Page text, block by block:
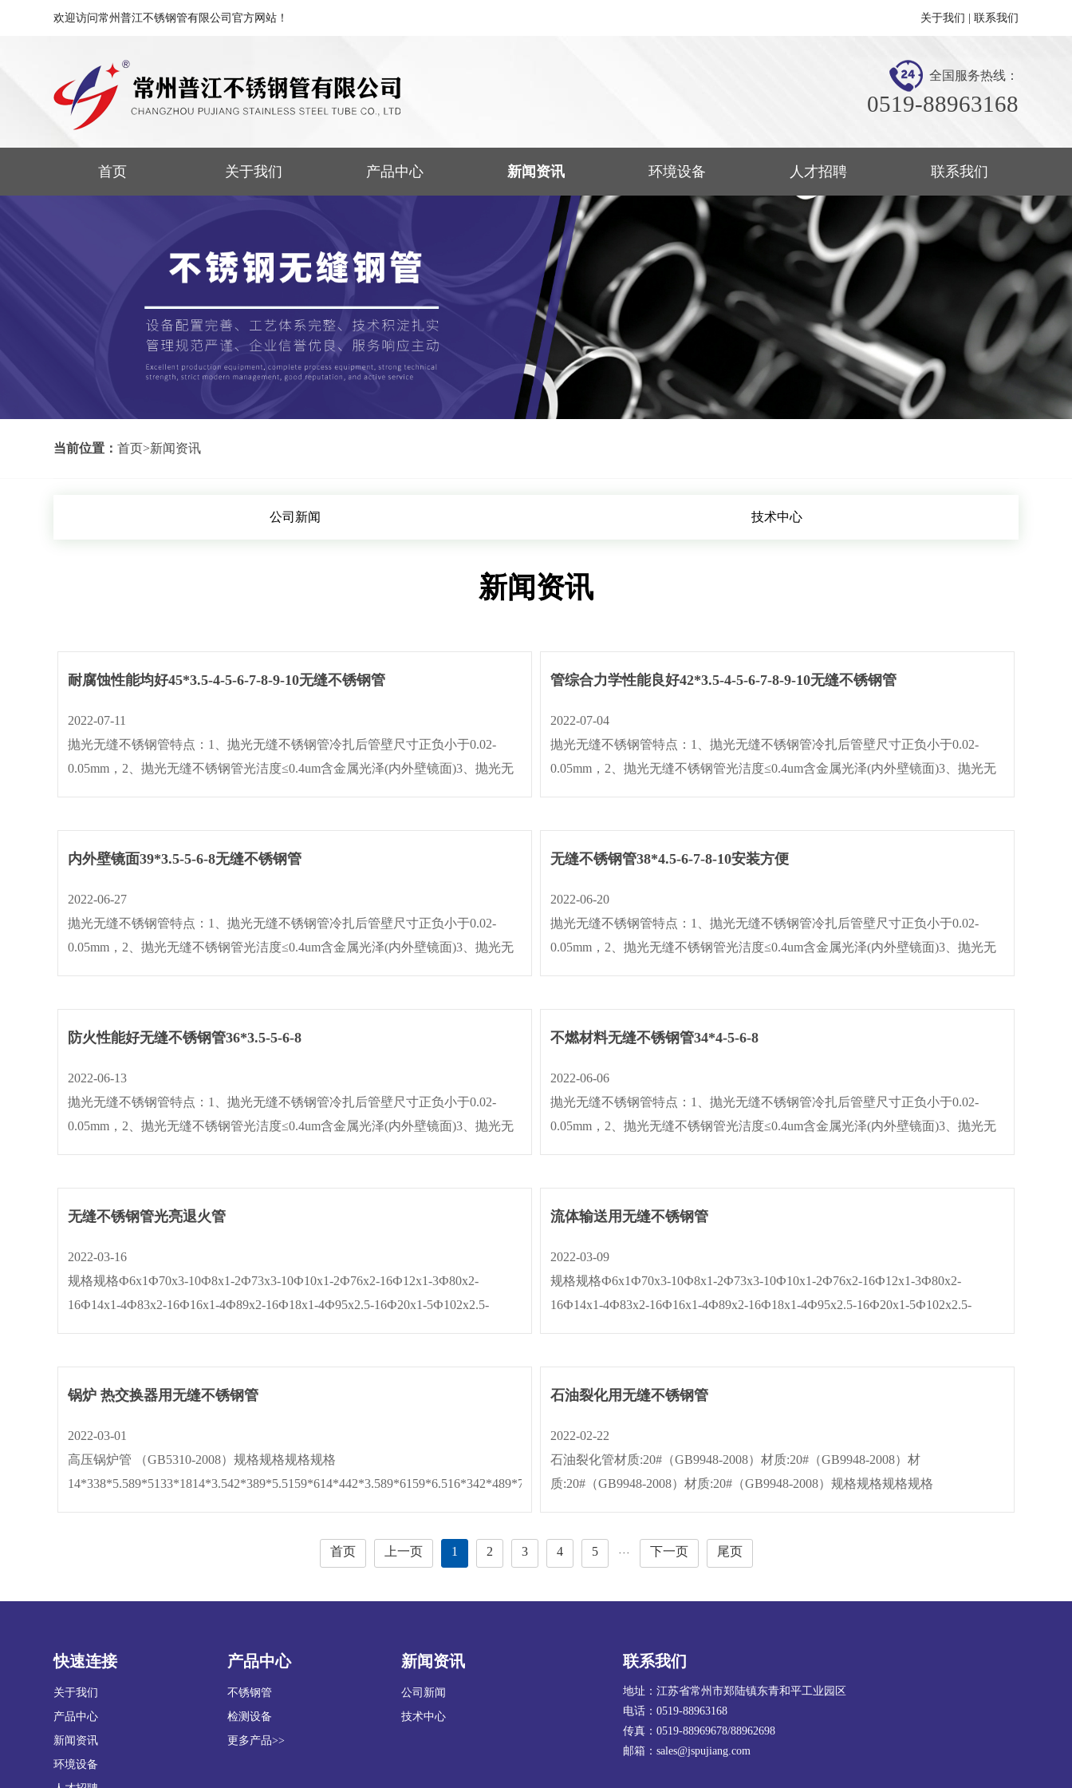
欢迎访问常州普江不锈钢管有限公司官方网站！ 关于我们 联系我们
全国服务热线：
0519-88963168
首页 关于我们 产品中心 新闻资讯 环境设备 人才招聘 联系我们
当前位置：首页>新闻资讯
公司新闻 技术中心
新闻资讯
耐腐蚀性能均好45*3.5-4-5-6-7-8-9-10无缝不锈钢管
2022-07-11
抛光无缝不锈钢管特点：1、抛光无缝不锈钢管冷扎后管壁尺寸正负小于0.02-
0.05mm，2、抛光无缝不锈钢管光洁度≤0.4um含金属光泽(内外壁镜面)3、抛光无
管综合力学性能良好42*3.5-4-5-6-7-8-9-10无缝不锈钢管
2022-07-04
抛光无缝不锈钢管特点：1、抛光无缝不锈钢管冷扎后管壁尺寸正负小于0.02-
0.05mm，2、抛光无缝不锈钢管光洁度≤0.4um含金属光泽(内外壁镜面)3、抛光无
内外壁镜面39*3.5-5-6-8无缝不锈钢管
2022-06-27
抛光无缝不锈钢管特点：1、抛光无缝不锈钢管冷扎后管壁尺寸正负小于0.02-
0.05mm，2、抛光无缝不锈钢管光洁度≤0.4um含金属光泽(内外壁镜面)3、抛光无
无缝不锈钢管38*4.5-6-7-8-10安装方便
2022-06-20
抛光无缝不锈钢管特点：1、抛光无缝不锈钢管冷扎后管壁尺寸正负小于0.02-
0.05mm，2、抛光无缝不锈钢管光洁度≤0.4um含金属光泽(内外壁镜面)3、抛光无
防火性能好无缝不锈钢管36*3.5-5-6-8
2022-06-13
抛光无缝不锈钢管特点：1、抛光无缝不锈钢管冷扎后管壁尺寸正负小于0.02-
0.05mm，2、抛光无缝不锈钢管光洁度≤0.4um含金属光泽(内外壁镜面)3、抛光无
不燃材料无缝不锈钢管34*4-5-6-8
2022-06-06
抛光无缝不锈钢管特点：1、抛光无缝不锈钢管冷扎后管壁尺寸正负小于0.02-
0.05mm，2、抛光无缝不锈钢管光洁度≤0.4um含金属光泽(内外壁镜面)3、抛光无
无缝不锈钢管光亮退火管
2022-03-16
规格规格Ф6x1Ф70x3-10Ф8x1-2Ф73x3-10Ф10x1-2Ф76x2-16Ф12x1-3Ф80x2-
16Ф14x1-4Ф83x2-16Ф16x1-4Ф89x2-16Ф18x1-4Ф95x2.5-16Ф20x1-5Ф102x2.5-
流体输送用无缝不锈钢管
2022-03-09
规格规格Ф6x1Ф70x3-10Ф8x1-2Ф73x3-10Ф10x1-2Ф76x2-16Ф12x1-3Ф80x2-
16Ф14x1-4Ф83x2-16Ф16x1-4Ф89x2-16Ф18x1-4Ф95x2.5-16Ф20x1-5Ф102x2.5-
锅炉 热交换器用无缝不锈钢管
2022-03-01
高压锅炉管 （GB5310-2008）规格规格规格规格
14*338*5.589*5133*1814*3.542*389*5.5159*614*442*3.589*6159*6.516*342*489*7159*718*242*589*7.5159*818*342*689*8159*9.518*442*889*9159*1018*545*389*10159*1219*2···
石油裂化用无缝不锈钢管
2022-02-22
石油裂化管材质:20#（GB9948-2008）材质:20#（GB9948-2008）材
质:20#（GB9948-2008）材质:20#（GB9948-2008）规格规格规格规格
首页 上一页 1 2 3 4 5 ··· 下一页 尾页
快速连接
关于我们
产品中心
新闻资讯
环境设备
产品中心
不锈钢管
检测设备
更多产品>>
新闻资讯
公司新闻
技术中心
联系我们
地址：江苏省常州市郑陆镇东青和平工业园区
电话：0519-88963168
传真：0519-88969678/88962698
邮箱：sales@jspujiang.com